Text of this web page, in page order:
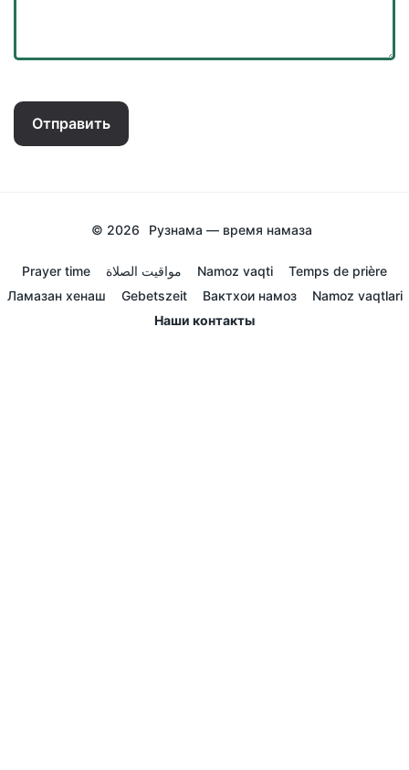
Отправить
© 2026 Рузнама — время намаза
Prayer time مواقيت الصلاة Namoz vaqti
Temps de prière
Ламазан хенаш
Gebetszeit Вактхои намоз
Namoz vaqtlari
Наши контакты